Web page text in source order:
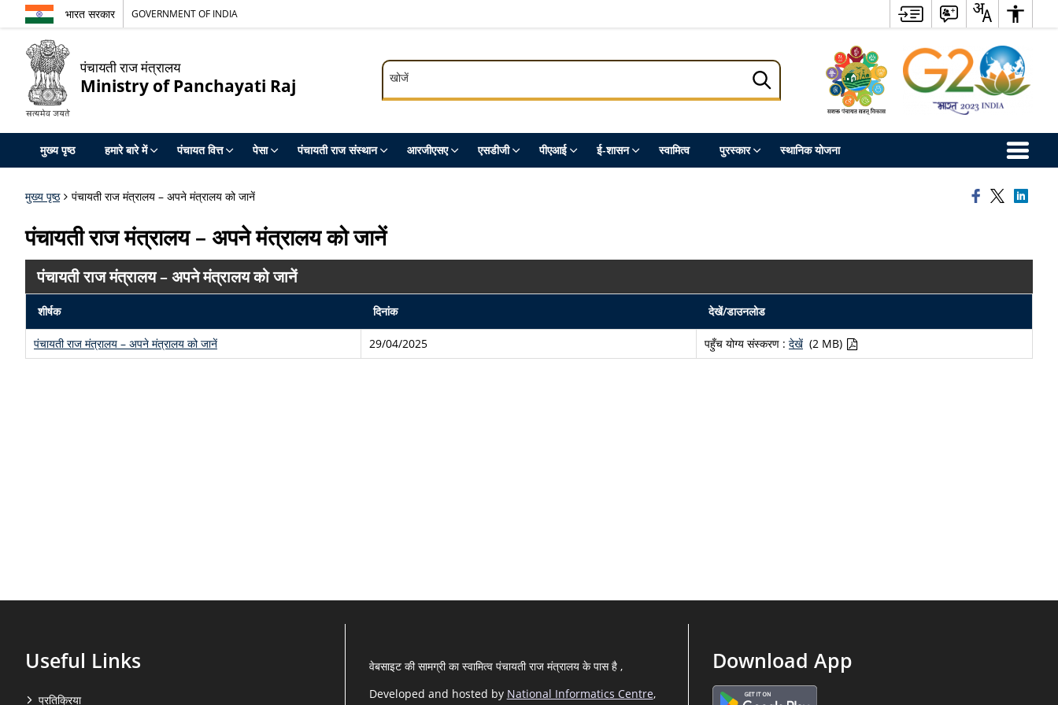
भारत सरकार GOVERNMENT OF INDIA
पंचायती राज मंत्रालय
Ministry of Panchayati Raj
खोजें
खोजें
मुख्य पृष्ठ हमारे बारे में पंचायत वित्त पेसा पंचायती राज संस्थान आरजीएसए एसडीजी पीएआई ई-शासन स्‍वामित्‍व पुरस्कार स्थानिक योजना
मुख्य पृष्ठ पंचायती राज मंत्रालय – अपने मंत्रालय को जानें
पंचायती राज मंत्रालय – अपने मंत्रालय को जानें
पंचायती राज मंत्रालय – अपने मंत्रालय को जानें
शीर्षक दिनांक देखें/डाउनलोड
पंचायती राज मंत्रालय – अपने मंत्रालय को जानें 29/04/2025 पहुँच योग्य संस्करण : देखें (2 MB)
Useful Links
प्रतिक्रिया
वेबसाइट की सामग्री का स्वामित्व पंचायती राज मंत्रालय के पास है ,
Developed and hosted by National Informatics Centre,
Download App